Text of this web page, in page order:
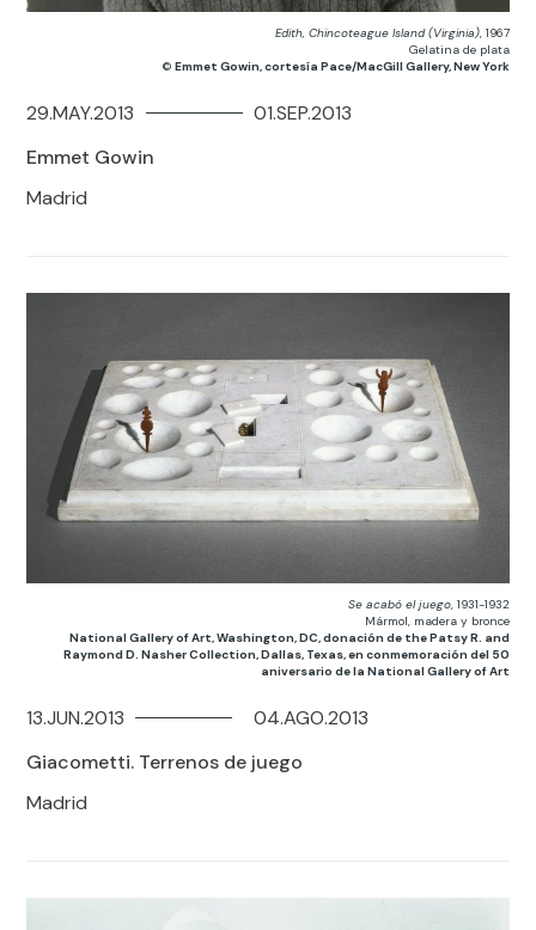
Edith, Chincoteague Island (Virginia), 1967
Gelatina de plata
© Emmet Gowin, cortesía Pace/MacGill Gallery, New York
Emmet Gowin
Madrid
29.MAY.2013 01.SEP.2013
Se acabó el juego, 1931-1932
Mármol, madera y bronce
National Gallery of Art, Washington, DC, donación de the Patsy R. and
Raymond D. Nasher Collection, Dallas, Texas, en conmemoración del 50
aniversario de la National Gallery of Art
Giacometti. Terrenos de juego
Madrid
13.JUN.2013 04.AGO.2013